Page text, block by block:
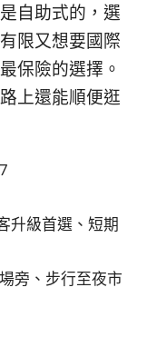
自助式的，選
限又想要國際
保險的選擇。
上還能順便逛
升級首選、短期
、步行至夜市